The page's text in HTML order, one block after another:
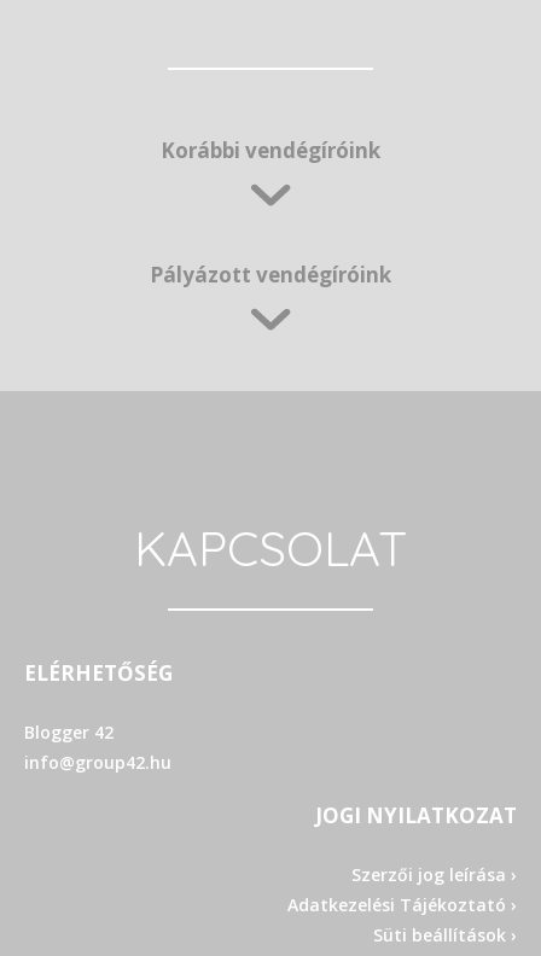
Korábbi vendégíróink
Pályázott vendégíróink
KAPCSOLAT
ELÉRHETŐSÉG
Blogger 42
info@group42.hu
JOGI NYILATKOZAT
Szerzői jog leírása ›
Adatkezelési Tájékoztató ›
Süti beállítások ›